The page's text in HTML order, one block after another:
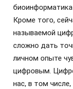
биоинформатика
Кроме того,
называемой
сложно дать
личном опыте
цифровым.
нас, в том